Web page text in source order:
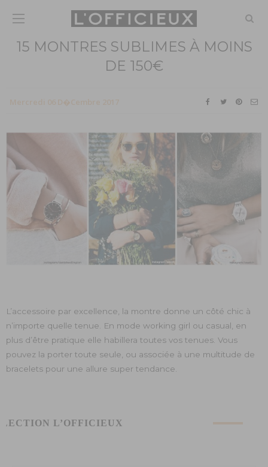
15 MONTRES SUBLIMES À MOINS
DE 150€
L’accessoire par excellence, la montre donne un côté chic à
n’importe quelle tenue. En mode working girl ou casual, en
plus d’être pratique elle habillera toutes vos tenues. Vous
pouvez la porter toute seule, ou associée à une multitude de
bracelets pour une allure super tendance.
L’OFFICIEUX